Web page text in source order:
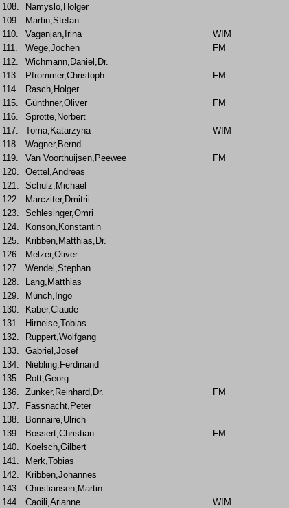
108.
Namyslo,Holger
109.
Martin,Stefan
110.
Vaganjan,Irina WIM
111.
Wege,Jochen FM
112.
Wichmann,Daniel,Dr.
113.
Pfrommer,Christoph FM
114.
Rasch,Holger
115.
Günthner,Oliver FM
116.
Sprotte,Norbert
117.
Toma,Katarzyna WIM
118.
Wagner,Bernd
119.
Van Voorthuijsen,Peewee FM
120.
Oettel,Andreas
121.
Schulz,Michael
122.
Marcziter,Dmitrii
123.
Schlesinger,Omri
124.
Konson,Konstantin
125.
Kribben,Matthias,Dr.
126.
Melzer,Oliver
127.
Wendel,Stephan
128.
Lang,Matthias
129.
Münch,Ingo
130.
Kaber,Claude
131.
Hirneise,Tobias
132.
Ruppert,Wolfgang
133.
Gabriel,Josef
134.
Niebling,Ferdinand
135.
Rott,Georg
136.
Zunker,Reinhard,Dr. FM
137.
Fassnacht,Peter
138.
Bonnaire,Ulrich
139.
Bossert,Christian FM
140.
Koelsch,Gilbert
141.
Merk,Tobias
142.
Kribben,Johannes
143.
Christiansen,Martin
144.
Caoili,Arianne WIM